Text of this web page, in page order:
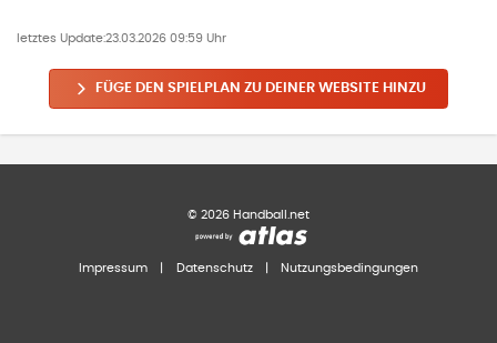
letztes Update:23.03.2026 09:59 Uhr
FÜGE DEN SPIELPLAN ZU DEINER WEBSITE HINZU
© 2026 Handball.net
Impressum Datenschutz Nutzungsbedingungen